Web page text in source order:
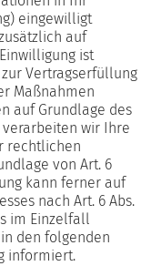
eingewilligt
auf
ist
Vertragserfüllung
Maßnahmen
auf Grundlage des
verarbeiten wir Ihre
rechtlichen
von Art. 6
kann ferner auf
nach Art. 6 Abs.
im Einzelfall
den folgenden
informiert.